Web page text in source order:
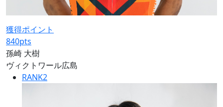
獲得ポイント
840pts
孫崎 大樹
ヴィクトワール広島
RANK2